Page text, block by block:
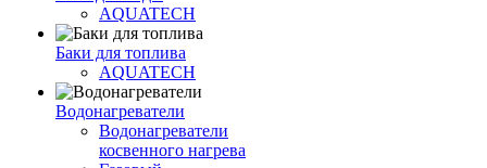
AQUATECH
Баки для топлива
AQUATECH
Водонагреватели
Водонагреватели
косвенного нагрева